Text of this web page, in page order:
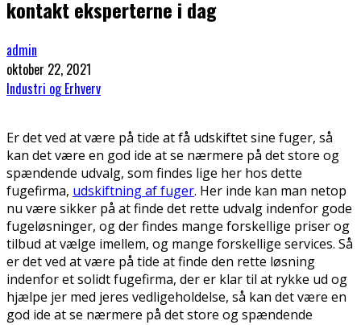
kontakt eksperterne i dag
admin
oktober 22, 2021
Industri og Erhverv
Er det ved at være på tide at få udskiftet sine fuger, så
kan det være en god ide at se nærmere på det store og
spændende udvalg, som findes lige her hos dette
fugefirma, udskiftning af fuger. Her inde kan man netop
nu være sikker på at finde det rette udvalg indenfor gode
fugeløsninger, og der findes mange forskellige priser og
tilbud at vælge imellem, og mange forskellige services. Så
er det ved at være på tide at finde den rette løsning
indenfor et solidt fugefirma, der er klar til at rykke ud og
hjælpe jer med jeres vedligeholdelse, så kan det være en
god ide at se nærmere på det store og spændende